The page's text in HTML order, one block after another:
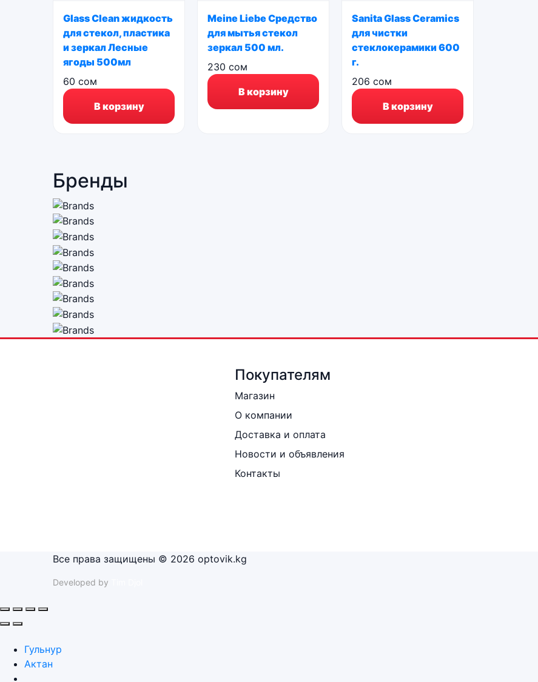
Glass Clean жидкость
для стекол, пластика
и зеркал Лесные
ягоды 500мл
60 сом
В корзину
Meine Liebe Средство
для мытья стекол
зеркал 500 мл.
230 сом
В корзину
Sanita Glass Ceramics
для чистки
стеклокерамики 600
г.
206 сом
В корзину
Бренды
Покупателям
Магазин
О компании
Доставка и оплата
Новости и объявления
Контакты
Все права защищены © 2026 optovik.kg
Developed by
Гульнур
Актан